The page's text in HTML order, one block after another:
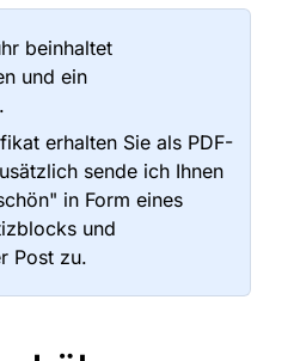
beinhaltet
und ein
erhalten Sie als PDF-
sende ich Ihnen
in Form eines
und
Post zu.